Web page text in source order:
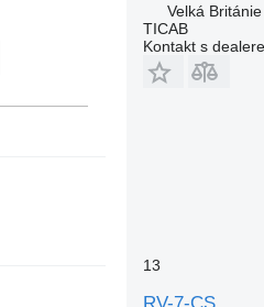
Velká Británie
TICAB
Kontakt s
13